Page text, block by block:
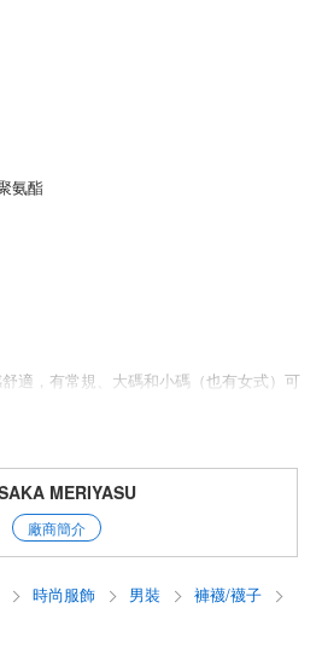
氨酯
適，有常規、大碼和小碼（也有女式）可
色襪子和一套 100 雙裝的 10 雙純黑色襪
！
MERIYASU
廠商簡介
時尚服飾 男裝
褲襪/襪子